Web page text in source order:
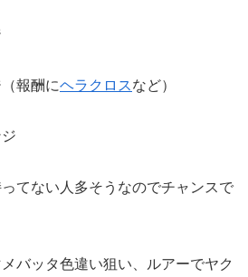
報酬にヘラクロスなど）
てない人多そうなのでチャンスで
バッタ色違い狙い、ルアーでヤク